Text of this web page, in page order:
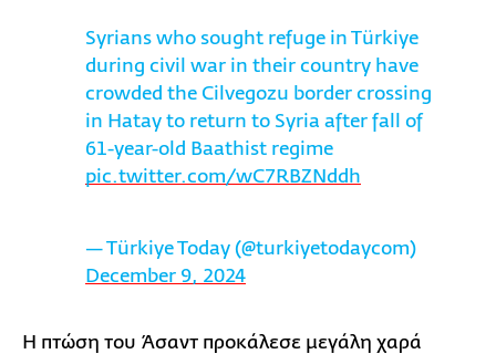
Syrians who sought refuge in Türkiye
during civil war in their country have
crowded the Cilvegozu border crossing
in Hatay to return to Syria after fall of
61-year-old Baathist regime
pic.twitter.com/wC7RBZNddh
— Türkiye Today (@turkiyetodaycom)
December 9, 2024
Η πτώση του Άσαντ προκάλεσε μεγάλη χαρά